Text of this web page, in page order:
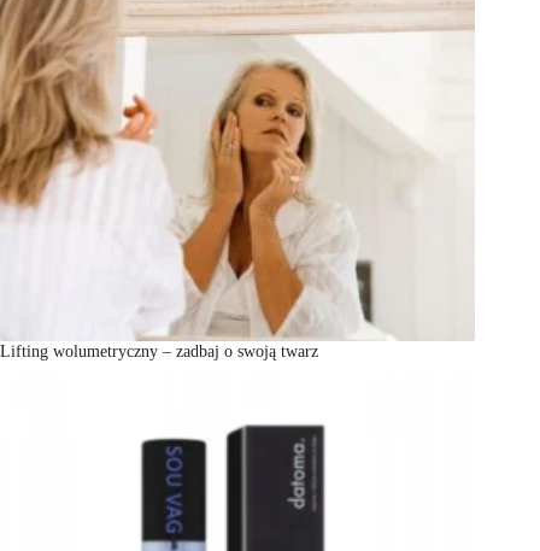
Lifting wolumetryczny – zadbaj o swoją twarz